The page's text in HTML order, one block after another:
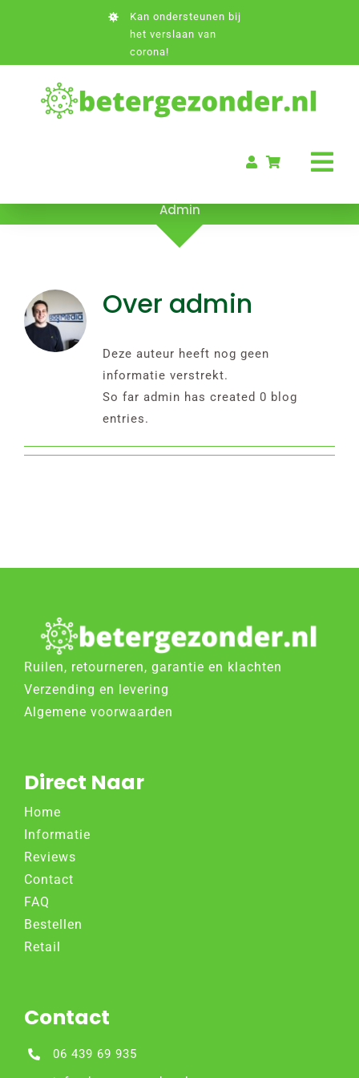
Kan ondersteunen bij
het verslaan van
corona!
Boeken
Admin
Over admin
Deze auteur heeft nog geen
informatie verstrekt.
So far admin has created 0 blog
entries.
Ruilen, retourneren, garantie en klachten
Verzending en levering
Algemene voorwaarden
Direct Naar
Home
Informatie
Reviews
Contact
FAQ
Bestellen
Retail
Contact
06 439 69 935